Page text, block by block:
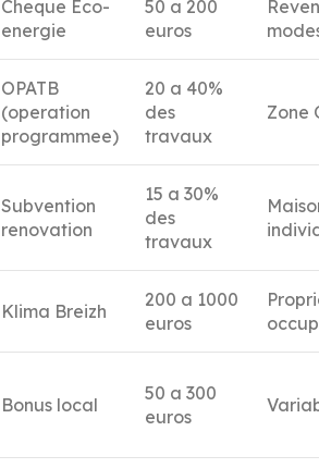
Cheque Eco-
energie
50 a 200
euros
OPATB
(operation
programmee)
20 a 40%
des
travaux
Zone
Subvention
renovation
15 a 30%
des
travaux
Klima Breizh
200 a 1000
euros
Bonus local
50 a 300
euros